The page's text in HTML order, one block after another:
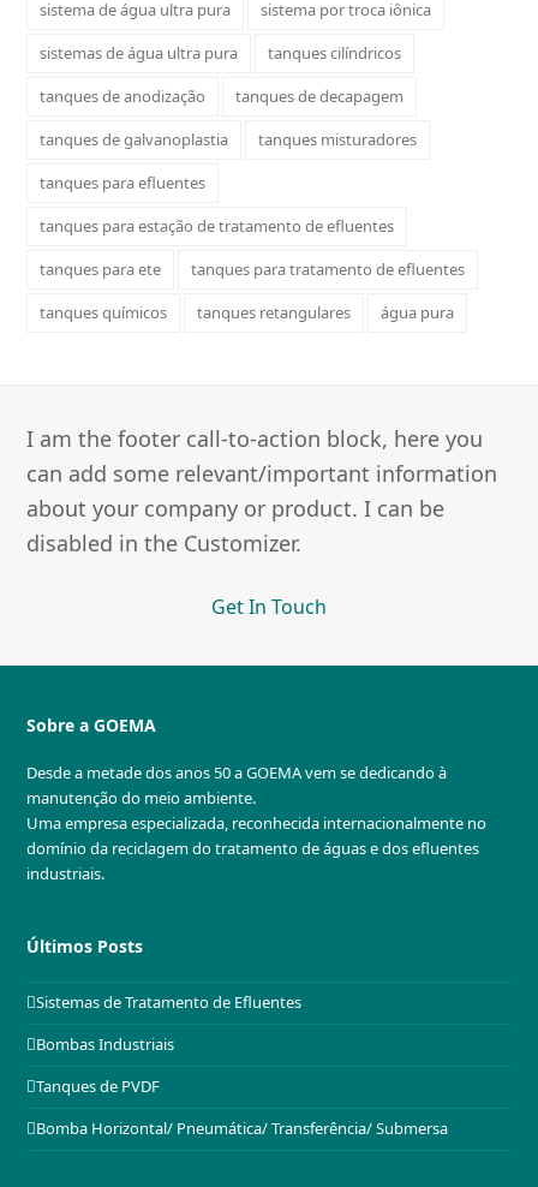
sistema de água ultra pura
sistema por troca iônica
sistemas de água ultra pura
tanques cilíndricos
tanques de anodização
tanques de decapagem
tanques de galvanoplastia
tanques misturadores
tanques para efluentes
tanques para estação de tratamento de efluentes
tanques para ete
tanques para tratamento de efluentes
tanques químicos
tanques retangulares água pura
I am the footer call-to-action block, here you
can add some relevant/important information
about your company or product. I can be
disabled in the Customizer.
Get In Touch
Sobre a GOEMA
Desde a metade dos anos 50 a GOEMA vem se dedicando à
manutenção do meio ambiente.
Uma empresa especializada, reconhecida internacionalmente no
domínio da reciclagem do tratamento de águas e dos efluentes
industriais.
Últimos Posts
Sistemas de Tratamento de Efluentes
Bombas Industriais
Tanques de PVDF
Bomba Horizontal/ Pneumática/ Transferência/ Submersa